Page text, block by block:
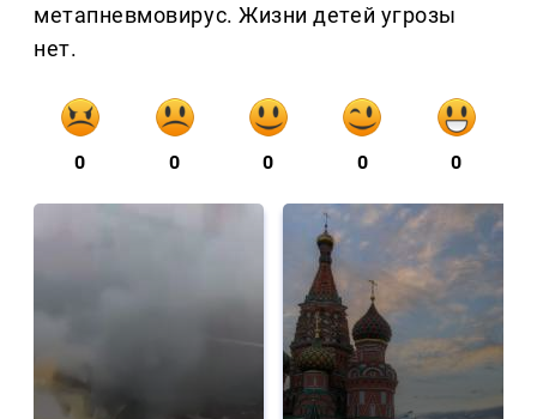
метапневмовирус. Жизни детей угрозы
нет.
0 0 0 0 0